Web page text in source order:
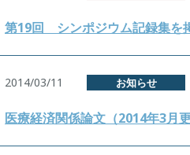
第19回 シンポジウム記録集を
2014/03/11 お知らせ
医療経済関係論文（2014年3月